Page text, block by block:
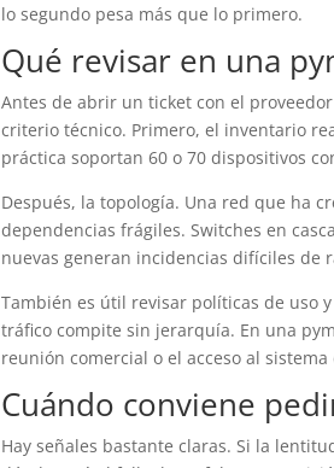
lo segundo pesa más que lo primero.
Qué revisar en una
Antes de abrir un ticket con el
criterio técnico. Primero, el inventario
práctica soportan 60 o 70 dispositivos
Después, la topología. Una red que ha
dependencias frágiles. Switches en
nuevas generan incidencias difíciles de
También es útil revisar políticas de uso
tráfico compite sin jerarquía. En una
reunión comercial o el acceso al
Cuándo conviene
Hay señales bastante claras. Si la